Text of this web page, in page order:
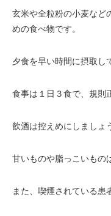
玄米や全粒粉の小麦など
めの食べ物です。
夕食を早い時間に摂取し
食事は１日３食で、規則
飲酒は控えめにしましょ
甘いものや脂っこいもの
また、喫煙されている患